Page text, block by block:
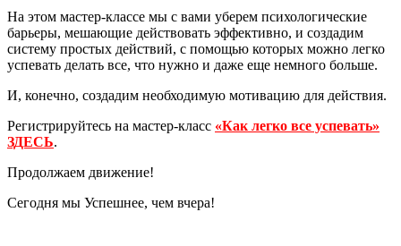
На этом мастер-классе мы с вами уберем психологические
барьеры, мешающие действовать эффективно, и создадим
систему простых действий, с помощью которых можно легко
успевать делать все, что нужно и даже еще немного больше.
И, конечно, создадим необходимую мотивацию для действия.
Регистрируйтесь на мастер-класс «Как легко все успевать»
ЗДЕСЬ.
Продолжаем движение!
Сегодня мы Успешнее, чем вчера!